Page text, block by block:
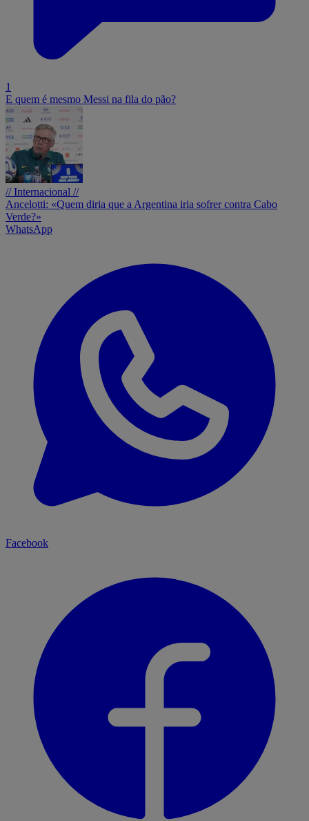
1
E quem é mesmo Messi na fila do pão?
// Internacional //
Ancelotti: «Quem diria que a Argentina iria sofrer contra Cabo
Verde?»
WhatsApp
Facebook